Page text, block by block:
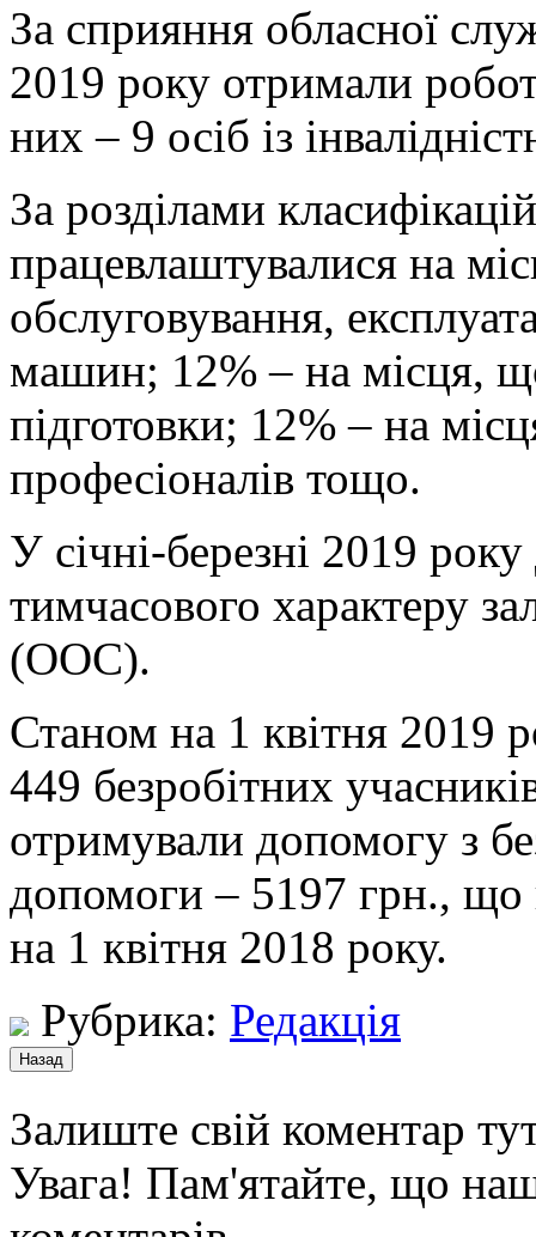
За сприяння обласної
2019 року отримали
них – 9 осіб із
За розділами
працевлаштувалися на
обслуговування,
машин; 12% – на місця,
підготовки; 12% – на
професіоналів тощо.
У січні-березні 2019
тимчасового характеру
(ООС).
Станом на 1 квітня 2019
449 безробітних
отримували допомогу з
допомоги – 5197 грн., що
на 1 квітня 2018 року.
Рубрика: Редакція
Залиште свій коментар
Увага! Пам'ятайте, що